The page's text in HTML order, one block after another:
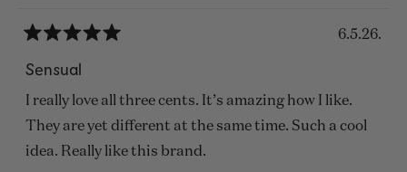
5
out
of
5
stars
6.5.26.
Sensual
I really love all three cents. It’s amazing how I like.
They are yet different at the same time. Such a cool
idea. Really like this brand.